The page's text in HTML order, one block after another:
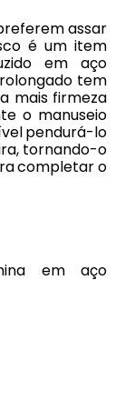
assar
é um item
em aço
tem
mais firmeza
o manuseio
pendurá-lo
tornando-o
completar o
em aço